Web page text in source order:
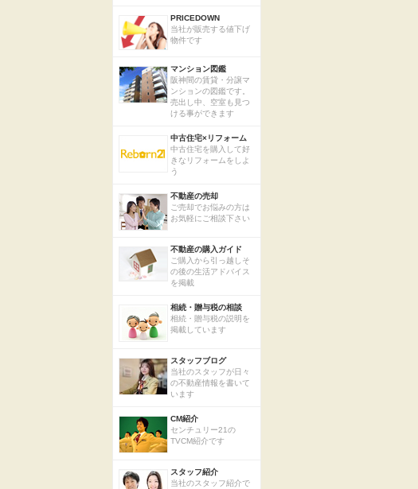
PRICEDOWN
当社が販売する値下げ
物件です
マンション図鑑
阪神間の賃貸・分譲マ
ンションの図鑑です。
売出し中、空室も見つ
ける事ができます
中古住宅×リフォーム
中古住宅を購入して好
きなリフォームをしよ
う
不動産の売却
ご売却でお悩みの方は
お気軽にご相談下さい
不動産の購入ガイド
ご購入から引っ越しそ
の後の生活アドバイス
を掲載
相続・贈与税の相談
相続・贈与税の説明を
掲載しています
スタッフブログ
当社のスタッフが日々
の不動産情報を書いて
います
CM紹介
センチュリー21の
TVCM紹介です
スタッフ紹介
当社のスタッフ紹介で